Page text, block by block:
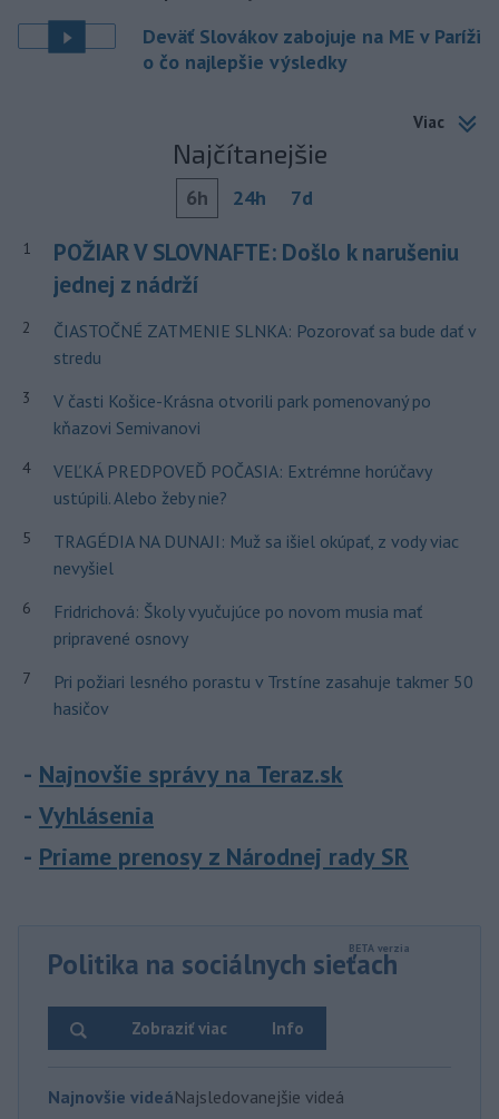
Deväť Slovákov zabojuje na ME v Paríži
o čo najlepšie výsledky
Viac
Najčítanejšie
6h 24h 7d
1
POŽIAR V SLOVNAFTE: Došlo k narušeniu
jednej z nádrží
2
ČIASTOČNÉ ZATMENIE SLNKA: Pozorovať sa bude dať v
stredu
3
V časti Košice-Krásna otvorili park pomenovaný po
kňazovi Semivanovi
4
VEĽKÁ PREDPOVEĎ POČASIA: Extrémne horúčavy
ustúpili. Alebo žeby nie?
5
TRAGÉDIA NA DUNAJI: Muž sa išiel okúpať, z vody viac
nevyšiel
6
Fridrichová: Školy vyučujúce po novom musia mať
pripravené osnovy
7
Pri požiari lesného porastu v Trstíne zasahuje takmer 50
hasičov
Najnovšie správy na Teraz.sk
Vyhlásenia
Priame prenosy z Národnej rady SR
Politika na sociálnych sieťach
Info
Zobraziť viac
Najnovšie videáNajsledovanejšie videá